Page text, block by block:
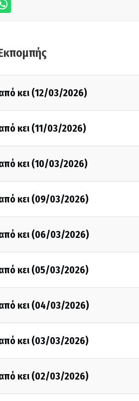
κει (12/03/2026)
κει (11/03/2026)
κει (10/03/2026)
κει (09/03/2026)
κει (06/03/2026)
κει (05/03/2026)
κει (04/03/2026)
κει (03/03/2026)
κει (02/03/2026)